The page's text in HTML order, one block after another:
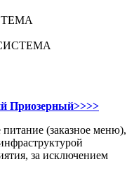
Приозерный>>>>
питание (заказное меню),
за исключением